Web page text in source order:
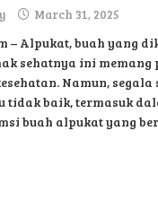
March 31, 2025
– Alpukat, buah yang
sehatnya ini memang
Namun, segala
tidak baik, termasuk
buah alpukat yang